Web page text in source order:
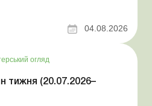
періодів роботи до стр...
04.08.2026
огляд
тижня (20.07.2026–